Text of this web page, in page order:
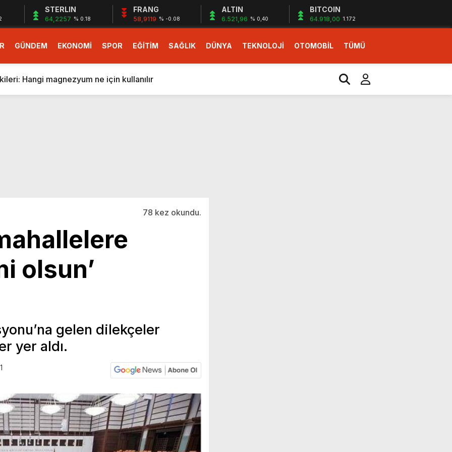
STERLIN
64,2257 % 0.18
FRANG
58,9119 % -0.08
ALTIN
6.521,96 % 0,40
BITCOIN
64.918,00 1.172
GÜNDEM EKONOMİ SPOR EĞİTİM SAĞLIK DÜNYA TEKNOLOJİ OTOMOBİL TÜMÜ
dev teklif
gelecek yeni özellikler belli oldu
Hangi magnezyum ne için kullanılır
başlıyor
dev teklif
78 kez okundu.
olsun’
gelen dilekçeler
yer aldı.